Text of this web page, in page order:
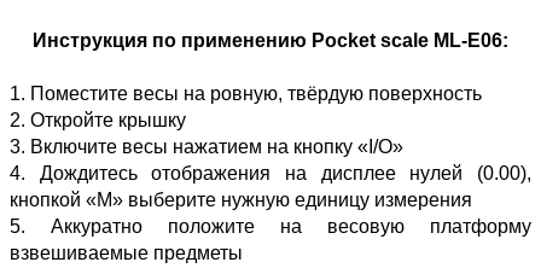
Инструкция по применению Pocket scale ML-E06:
1. Поместите весы на ровную, твёрдую поверхность
2. Откройте крышку
3. Включите весы нажатием на кнопку «I/O»
4. Дождитесь отображения на дисплее нулей (0.00),
кнопкой «М» выберите нужную единицу измерения
5. Аккуратно положите на весовую платформу
взвешиваемые предметы